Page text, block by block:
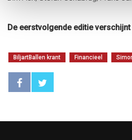
De eerstvolgende editie
BiljartBallen krant Financieel